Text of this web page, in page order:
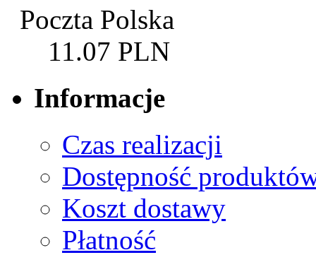
Poczta Polska
11.07 PLN
Informacje
Czas realizacji
Dostępność
Koszt dostawy
Płatność